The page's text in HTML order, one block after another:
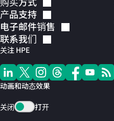
产品支持
电子邮件销售
联系我们
关注 HPE
动画和动态效果
关闭 打开